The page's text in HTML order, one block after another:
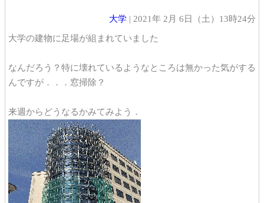
大学 | 2021年 2月 6日（土）13時24分
大学の建物に足場が組まれていました
なんだろう？特に壊れているようなところは無かった気がする
んですが．．．窓掃除？
来週からどうなるかみてみよう．